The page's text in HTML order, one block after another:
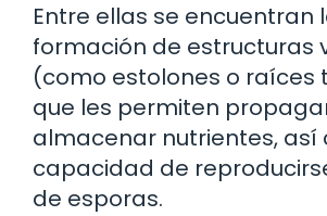
Entre ellas se encuentran
formación de estructuras
(como estolones o raíces
que les permiten
almacenar nutrientes, así
capacidad de
de esporas.